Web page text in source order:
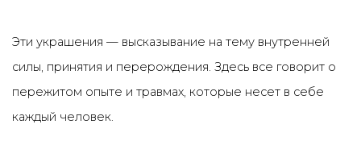
Эти украшения — высказывание на тему внутренней
силы, принятия и перерождения. Здесь все говорит о
пережитом опыте и травмах, которые несет в себе
каждый человек.